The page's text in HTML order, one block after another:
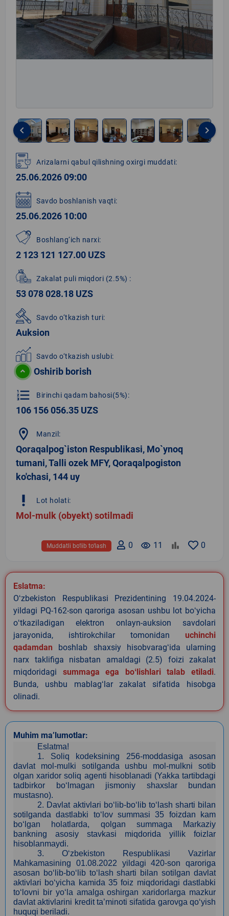
1
of
7
keyboard_arrow_left keyboard_arrow_right
Arizalarni qabul qilishning oxirgi muddati:
25.06.2026 09:00
Savdo boshlanish vaqti:
25.06.2026 10:00
Boshlang‘ich narxi:
2 123 121 127.00 UZS
Zakalat puli miqdori (2.5%) :
53 078 028.18 UZS
Savdo o‘tkazish turi:
Auksion
Savdo o‘tkazish uslubi:
Oshirib borish
format_list_numbered Birinchi qadam bahosi(5%):
106 156 056.35 UZS
location_on Manzil:
Qoraqalpog`iston Respublikasi, Mo`ynoq
tumani, Talli ozek MFY, Qoraqalpogiston
ko'chasi, 144 uy
priority_high Lot holati:
Mol-mulk (obyekt) sotilmadi
0
remove_red_eye 11
0
Muddatli bo‘lib to‘lash
Eslatma:
Oʻzbekiston Respublikasi Prezidentining 19.04.2024-
yildagi PQ-162-son qaroriga asosan ushbu lot boʻyicha
oʻtkaziladigan elektron onlayn-auksion savdolari
jarayonida, ishtirokchilar tomonidan uchinchi
qadamdan boshlab shaxsiy hisobvaragʻida ularning
narx taklifiga nisbatan amaldagi (2.5) foizi zakalat
miqdoridagi summaga ega boʻlishlari talab etiladi.
Bunda, ushbu mablagʻlar zakalat sifatida hisobga
olinadi.
Muhim ma’lumotlar:
Eslatma!
1. Soliq kodeksining 256-moddasiga asosan
davlat mol-mulki sotilganda ushbu mol-mulkni sotib
olgan xaridor soliq agenti hisoblanadi (Yakka tartibdagi
tadbirkor bo‘lmagan jismoniy shaxslar bundan
mustasno).
2. Davlat aktivlari bo‘lib-bo‘lib to‘lash sharti bilan
sotilganda dastlabki to‘lov summasi 35 foizdan kam
bo‘lgan holatlarda, qolgan summaga Markaziy
bankning asosiy stavkasi miqdorida yillik foizlar
hisoblanmaydi.
3. O‘zbekiston Respublikasi Vazirlar
Mahkamasining 01.08.2022 yildagi 420-son qaroriga
asosan bo‘lib-bo‘lib to‘lash sharti bilan sotilgan davlat
aktivlari bo‘yicha kamida 35 foiz miqdoridagi dastlabki
to‘lovni bir yo‘la amalga oshirgan xaridorlarga mazkur
davlat aktivlarini kredit ta’minoti sifatida garovga qo‘yish
huquqi beriladi.